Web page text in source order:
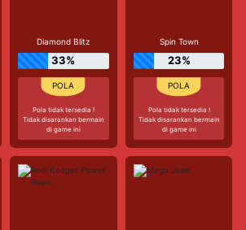
Diamond Blitz
33%
Pola tidak tersedia !
Tidak disarankan bermain
di game ini
Spin Town
23%
Pola tidak tersedia !
Tidak disarankan bermain
di game ini